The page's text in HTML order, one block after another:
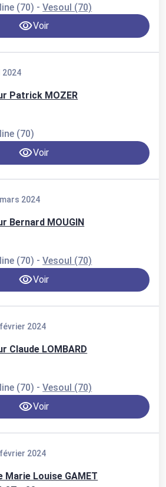
(70) -Vesoul (70)
Voir
2024
Patrick MOZER
(70)
Voir
2024
Bernard MOUGIN
(70) -Vesoul (70)
Voir
2024
Claude LOMBARD
(70) -Vesoul (70)
Voir
2024
Marie Louise GAMET